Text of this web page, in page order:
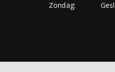
Zondag: